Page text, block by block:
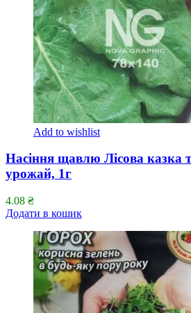
Add to wishlist
Насіння щавлю Лісова
урожай, 1г
4.08 ₴
Додати в кошик